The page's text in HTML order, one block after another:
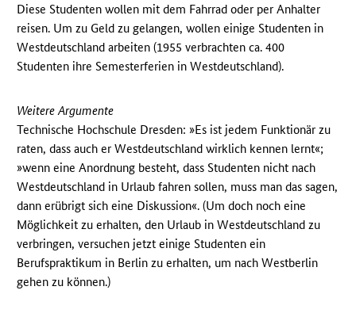
Diese Studenten wollen mit dem Fahrrad oder per Anhalter
reisen. Um zu Geld zu gelangen, wollen einige Studenten in
Westdeutschland arbeiten (1955 verbrachten ca. 400
Studenten ihre Semesterferien in Westdeutschland).
Weitere Argumente
Technische Hochschule Dresden: »Es ist jedem Funktionär zu
raten, dass auch er Westdeutschland wirklich kennen lernt«;
»wenn eine Anordnung besteht, dass Studenten nicht nach
Westdeutschland in Urlaub fahren sollen, muss man das sagen,
dann erübrigt sich eine Diskussion«. (Um doch noch eine
Möglichkeit zu erhalten, den Urlaub in Westdeutschland zu
verbringen, versuchen jetzt einige Studenten ein
Berufspraktikum in Berlin zu erhalten, um nach Westberlin
gehen zu können.)